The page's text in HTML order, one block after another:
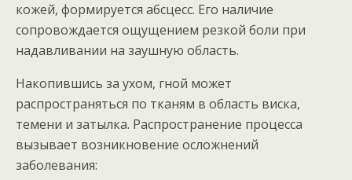
кожей, формируется абсцесс. Его наличие
сопровождается ощущением резкой боли при
надавливании на заушную область.
Накопившись за ухом, гной может
распространяться по тканям в область виска,
темени и затылка. Распространение процесса
вызывает возникновение осложнений
заболевания: